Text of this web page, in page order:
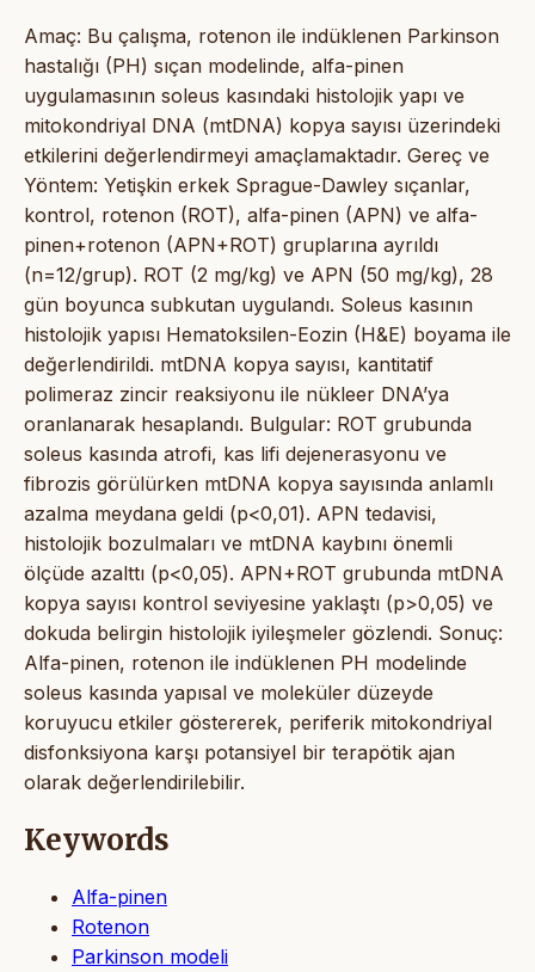
Amaç: Bu çalışma, rotenon ile indüklenen Parkinson
hastalığı (PH) sıçan modelinde, alfa-pinen
uygulamasının soleus kasındaki histolojik yapı ve
mitokondriyal DNA (mtDNA) kopya sayısı üzerindeki
etkilerini değerlendirmeyi amaçlamaktadır. Gereç ve
Yöntem: Yetişkin erkek Sprague-Dawley sıçanlar,
kontrol, rotenon (ROT), alfa-pinen (APN) ve alfa-
pinen+rotenon (APN+ROT) gruplarına ayrıldı
(n=12/grup). ROT (2 mg/kg) ve APN (50 mg/kg), 28
gün boyunca subkutan uygulandı. Soleus kasının
histolojik yapısı Hematoksilen-Eozin (H&E) boyama ile
değerlendirildi. mtDNA kopya sayısı, kantitatif
polimeraz zincir reaksiyonu ile nükleer DNA’ya
oranlanarak hesaplandı. Bulgular: ROT grubunda
soleus kasında atrofi, kas lifi dejenerasyonu ve
fibrozis görülürken mtDNA kopya sayısında anlamlı
azalma meydana geldi (p<0,01). APN tedavisi,
histolojik bozulmaları ve mtDNA kaybını önemli
ölçüde azalttı (p<0,05). APN+ROT grubunda mtDNA
kopya sayısı kontrol seviyesine yaklaştı (p>0,05) ve
dokuda belirgin histolojik iyileşmeler gözlendi. Sonuç:
Alfa-pinen, rotenon ile indüklenen PH modelinde
soleus kasında yapısal ve moleküler düzeyde
koruyucu etkiler göstererek, periferik mitokondriyal
disfonksiyona karşı potansiyel bir terapötik ajan
olarak değerlendirilebilir.
Keywords
Alfa-pinen
Rotenon
Parkinson modeli